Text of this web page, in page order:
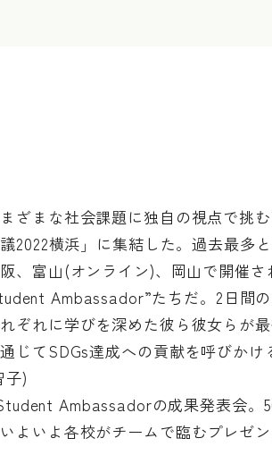
ざまな社会課題に独自の視点で挑
2022横浜」に集結した。過去最多
、富山(オンライン)、岡山で開催
Ambassador”たちだ。2日間
ぞれに学びを深めた彼ら彼女らが
じてSDGs達成への貢献を呼びか
子)
Ambassadorの成果発表会。
よいよ各校がチームで臨むプレゼ